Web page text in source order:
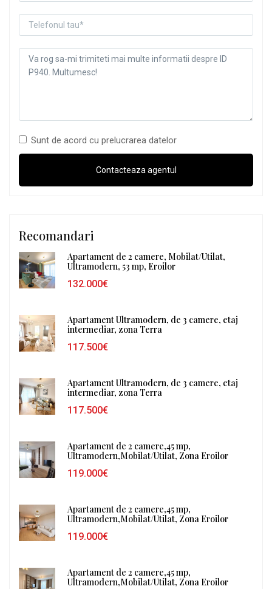
Sunt de acord cu prelucrarea datelor
Recomandari
Apartament de 2 camere, Mobilat/Utilat,
Ultramodern, 53 mp, Eroilor
132.000€
Apartament Ultramodern, de 3 camere, etaj
intermediar, zona Terra
117.500€
Apartament Ultramodern, de 3 camere, etaj
intermediar, zona Terra
117.500€
Apartament de 2 camere,45 mp,
Ultramodern,Mobilat/Utilat, Zona Eroilor
119.000€
Apartament de 2 camere,45 mp,
Ultramodern,Mobilat/Utilat, Zona Eroilor
119.000€
Apartament de 2 camere,45 mp,
Ultramodern,Mobilat/Utilat, Zona Eroilor